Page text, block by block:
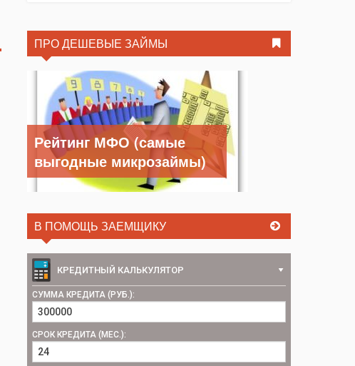
ПРО ДЕШЕВЫЕ ЗАЙМЫ
Рейтинг МФО (самые
выгодные микрозаймы)
В ПОМОЩЬ ЗАЕМЩИКУ
КРЕДИТНЫЙ КАЛЬКУЛЯТОР
СУММА КРЕДИТА (РУБ.):
СРОК КРЕДИТА (МЕС.):